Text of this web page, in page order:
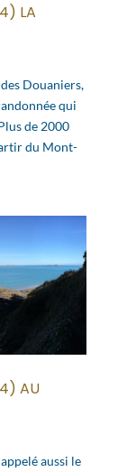
LA
Douaniers,
qui
de 2000
du Mont-
AU
aussi le